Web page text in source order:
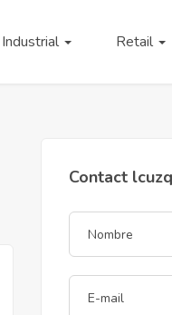
Industrial Retail
Contact